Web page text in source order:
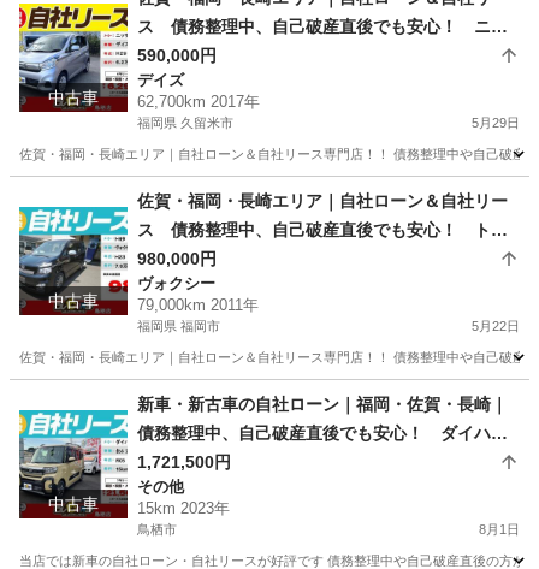
中古車
ス 債務整理中、自己破産直後でも安心！ ニッ
サン デイズ H29年式
590,000円
デイズ
62,700km 2017年
福岡県 久留米市 5月29日
佐賀・福岡・長崎エリア｜自社ローン＆自社リース専門店！！ 債務整理中や自己破
デイズ ローン
中古車
佐賀・福岡・長崎エリア｜自社ローン＆自社リー
ス 債務整理中、自己破産直後でも安心！ トヨ
タ ヴォクシー ZS 煌Ⅱ H23年式
980,000円
ヴォクシー
79,000km 2011年
福岡県 福岡市 5月22日
佐賀・福岡・長崎エリア｜自社ローン＆自社リース専門店！！ 債務整理中や自己破
ヴォクシー ローン
中古車
新車・新古車の自社ローン｜福岡・佐賀・長崎｜
債務整理中、自己破産直後でも安心！ ダイハ
ツ タントファンクロス R05年式
1,721,500円
その他
15km 2023年
鳥栖市 8月1日
当店では新車の自社ローン・自社リースが好評です 債務整理中や自己破産直後の方